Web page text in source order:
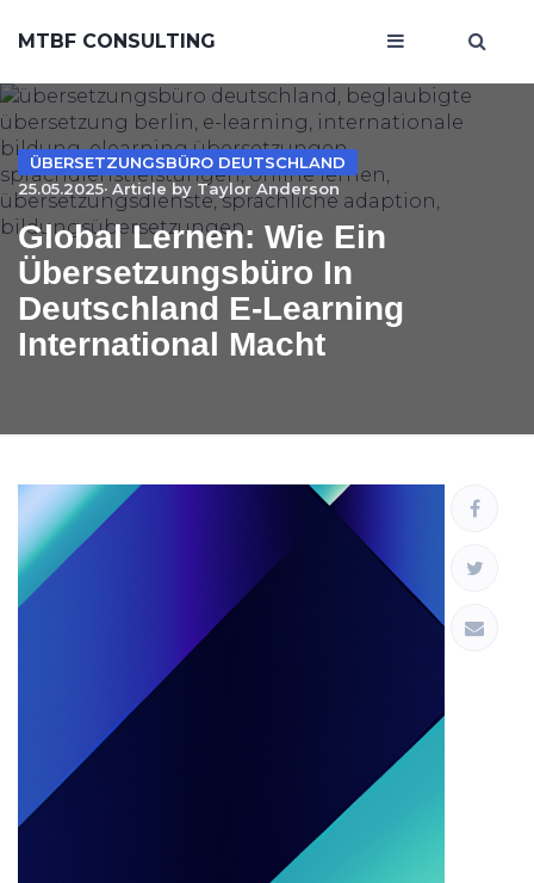
MTBF CONSULTING
ÜBERSETZUNGSBÜRO DEUTSCHLAND
25.05.2025· Article by Taylor Anderson
Global Lernen: Wie Ein
Übersetzungsbüro In
Deutschland E-Learning
International Macht